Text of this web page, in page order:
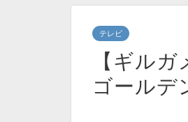
テレビ
【ギル
ゴールデ